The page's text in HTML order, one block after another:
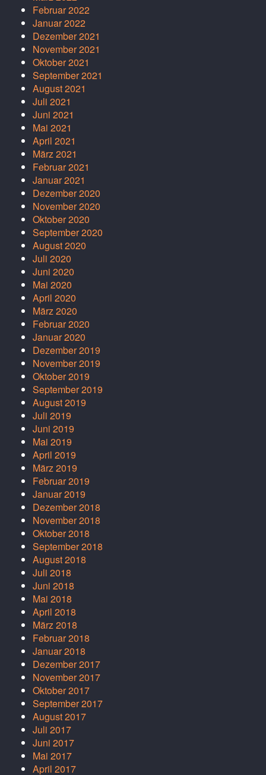
Februar 2022
Januar 2022
Dezember 2021
November 2021
Oktober 2021
September 2021
August 2021
Juli 2021
Juni 2021
Mai 2021
April 2021
März 2021
Februar 2021
Januar 2021
Dezember 2020
November 2020
Oktober 2020
September 2020
August 2020
Juli 2020
Juni 2020
Mai 2020
April 2020
März 2020
Februar 2020
Januar 2020
Dezember 2019
November 2019
Oktober 2019
September 2019
August 2019
Juli 2019
Juni 2019
Mai 2019
April 2019
März 2019
Februar 2019
Januar 2019
Dezember 2018
November 2018
Oktober 2018
September 2018
August 2018
Juli 2018
Juni 2018
Mai 2018
April 2018
März 2018
Februar 2018
Januar 2018
Dezember 2017
November 2017
Oktober 2017
September 2017
August 2017
Juli 2017
Juni 2017
Mai 2017
April 2017